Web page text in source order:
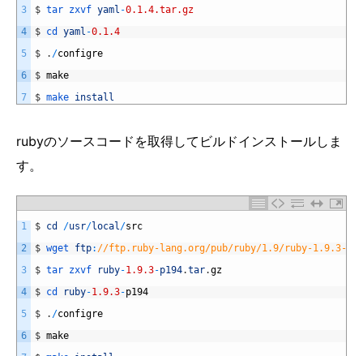
3
4
5
6
7
$ tar zxvf yaml -0.1.4.tar.gz
$ cd yaml -0.1.4
$
. /configre
$ make
$ make install
rubyのソースコードを取得してビルドインストールしま
す。
1
2
3
4
5
6
$ cd /usr/local /src
$ wget ftp: //ftp.ruby-lang.org/pub/ruby/1.9/ruby-1.9.3-
$ tar zxvf ruby-1.9.3-p194.tar.gz
$ cd ruby-1.9.3-p194
$
. /configre
$ make